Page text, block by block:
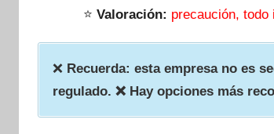
⭐ Valoración: precaución, todo
❌ Recuerda: esta empresa no es
regulado. ❌ Hay opciones más